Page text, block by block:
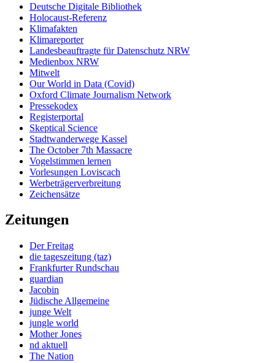
Deutsche Digitale Bibliothek
Holocaust-Referenz
Klimafakten
Klimareporter
Landesbeauftragte für Datenschutz NRW
Medienbox NRW
Mitwelt
Our World in Data (Covid)
Oxford Climate Journalism Network
Pressekodex
Registerportal
Skeptical Science
Stadtwanderwege Kassel
The October 7th Massacre
Vogelstimmen lernen
Vorlesungen Loviscach
Werbeträgerverbreitung
Zeichensätze
Zeitungen
Der Freitag
die tageszeitung (taz)
Frankfurter Rundschau
guardian
Jacobin
Jüdische Allgemeine
junge Welt
jungle world
Mother Jones
nd aktuell
The Nation